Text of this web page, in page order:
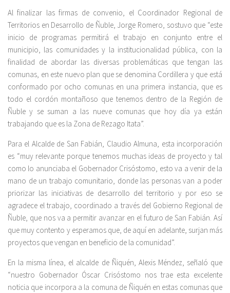
Al finalizar las firmas de convenio, el Coordinador Regional de
Territorios en Desarrollo de Ñuble, Jorge Romero, sostuvo que “este
inicio de programas permitirá el trabajo en conjunto entre el
municipio, las comunidades y la institucionalidad pública, con la
finalidad de abordar las diversas problemáticas que tengan las
comunas, en este nuevo plan que se denomina Cordillera y que está
conformado por ocho comunas en una primera instancia, que es
todo el cordón montañoso que tenemos dentro de la Región de
Ñuble y se suman a las nueve comunas que hoy día ya están
trabajando que es la Zona de Rezago Itata”.
Para el Alcalde de San Fabián, Claudio Almuna, esta incorporación
es “muy relevante porque tenemos muchas ideas de proyecto y tal
como lo anunciaba el Gobernador Crisóstomo, esto va a venir de la
mano de un trabajo comunitario, donde las personas van a poder
priorizar las iniciativas de desarrollo del territorio y por eso se
agradece el trabajo, coordinado a través del Gobierno Regional de
Ñuble, que nos va a permitir avanzar en el futuro de San Fabián. Así
que muy contento y esperamos que, de aquí en adelante, surjan más
proyectos que vengan en beneficio de la comunidad”.
En la misma línea, el alcalde de Ñiquén, Alexis Méndez, señaló que
“nuestro Gobernador Óscar Crisóstomo nos trae esta excelente
noticia que incorpora a la comuna de Ñiquén en estas comunas que